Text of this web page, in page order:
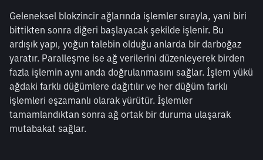
Geleneksel blokzincir ağlarında işlemler sırayla, yani biri
bittikten sonra diğeri başlayacak şekilde işlenir. Bu
ardışık yapı, yoğun talebin olduğu anlarda bir darboğaz
yaratır. Paralleşme ise ağ verilerini düzenleyerek birden
fazla işlemin aynı anda doğrulanmasını sağlar. İşlem yükü
ağdaki farklı düğümlere dağıtılır ve her düğüm farklı
işlemleri eşzamanlı olarak yürütür. İşlemler
tamamlandıktan sonra ağ ortak bir duruma ulaşarak
mutabakat sağlar.